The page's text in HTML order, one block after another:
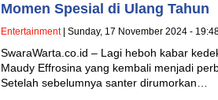
Momen Spesial di Ulang Tahun
Entertainment| Sunday, 17 November 2024 -
SwaraWarta.co.id – Lagi heboh kabar
Maudy Effrosina yang kembali menjadi
Setelah sebelumnya santer dirumorkan…